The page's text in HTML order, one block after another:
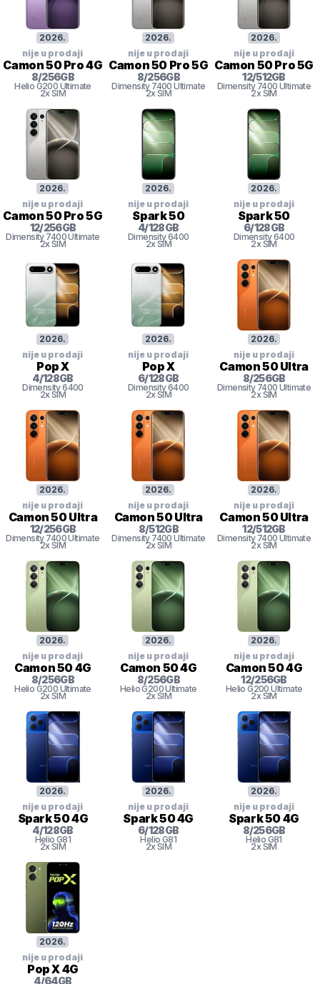
2026.
nije u prodaji
Camon 50 Pro 4G
8/256GB
Helio G200 Ultimate
2x SIM
2026.
nije u prodaji
Camon 50 Pro 5G
8/256GB
Dimensity 7400 Ultimate
2x SIM
2026.
nije u prodaji
Camon 50 Pro 5G
12/512GB
Dimensity 7400 Ultimate
2x SIM
2026.
nije u prodaji
Camon 50 Pro 5G
12/256GB
Dimensity 7400 Ultimate
2x SIM
2026.
nije u prodaji
Spark 50
4/128GB
Dimensity 6400
2x SIM
2026.
nije u prodaji
Spark 50
6/128GB
Dimensity 6400
2x SIM
2026.
nije u prodaji
Pop X
4/128GB
Dimensity 6400
2x SIM
2026.
nije u prodaji
Pop X
6/128GB
Dimensity 6400
2x SIM
2026.
nije u prodaji
Camon 50 Ultra
8/256GB
Dimensity 7400 Ultimate
2x SIM
2026.
nije u prodaji
Camon 50 Ultra
12/256GB
Dimensity 7400 Ultimate
2x SIM
2026.
nije u prodaji
Camon 50 Ultra
8/512GB
Dimensity 7400 Ultimate
2x SIM
2026.
nije u prodaji
Camon 50 Ultra
12/512GB
Dimensity 7400 Ultimate
2x SIM
2026.
nije u prodaji
Camon 50 4G
8/256GB
Helio G200 Ultimate
2x SIM
2026.
nije u prodaji
Camon 50 4G
8/256GB
HelioG200 Ultimate
2x SIM
2026.
nije u prodaji
Camon 50 4G
12/256GB
Helio G200 Ultimate
2x SIM
2026.
nije u prodaji
Spark 50 4G
4/128GB
Helio G81
2x SIM
2026.
nije u prodaji
Spark 50 4G
6/128GB
Helio G81
2x SIM
2026.
nije u prodaji
Spark 50 4G
8/256GB
Helio G81
2x SIM
2026.
nije u prodaji
Pop X 4G
4/64GB